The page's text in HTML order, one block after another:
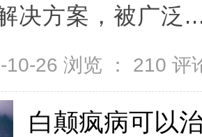
决方案，被广泛
26 浏览 ： 210 评
白颠疯病可以